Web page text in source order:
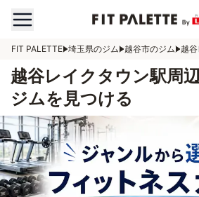
FIT PALETTE 埼玉県のジム 越谷市のジム 越
越谷レイクタウン駅周
ジムを見つける